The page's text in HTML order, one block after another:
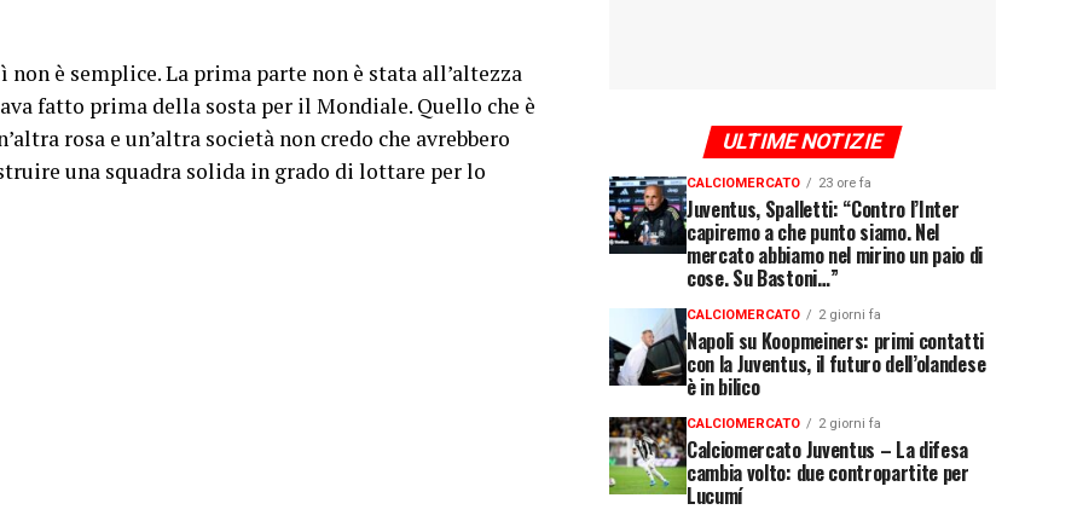
non è semplice. La prima parte non è stata all’altezza
fatto prima della sosta per il Mondiale. Quello che è
rosa e un’altra società non credo che avrebbero
una squadra solida in grado di lottare per lo
ULTIME NOTIZIE
CALCIOMERCATO 23 ore fa
Juventus, Spalletti: “Contro l’Inter
capiremo a che punto siamo. Nel
mercato abbiamo nel mirino un paio di
cose. Su Bastoni…”
CALCIOMERCATO 2 giorni fa
Napoli su Koopmeiners: primi contatti
con la Juventus, il futuro dell’olandese
è in bilico
CALCIOMERCATO 2 giorni fa
Calciomercato Juventus – La difesa
cambia volto: due contropartite per
Lucumí